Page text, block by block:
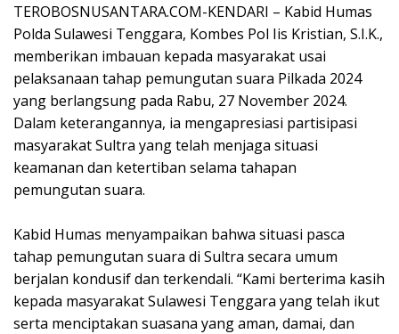
TEROBOSNUSANTARA.COM-KENDARI – Kabid Humas
Polda Sulawesi Tenggara, Kombes Pol Iis Kristian, S.I.K.,
memberikan imbauan kepada masyarakat usai
pelaksanaan tahap pemungutan suara Pilkada 2024
yang berlangsung pada Rabu, 27 November 2024.
Dalam keterangannya, ia mengapresiasi partisipasi
masyarakat Sultra yang telah menjaga situasi
keamanan dan ketertiban selama tahapan
pemungutan suara.
Kabid Humas menyampaikan bahwa situasi pasca
tahap pemungutan suara di Sultra secara umum
berjalan kondusif dan terkendali. “Kami berterima kasih
kepada masyarakat Sulawesi Tenggara yang telah ikut
serta menciptakan suasana yang aman, damai, dan